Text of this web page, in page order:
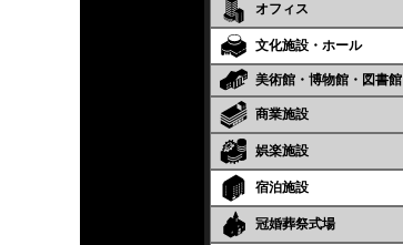
オフィス
文化施設・ホール
美術館・博物館・図書館
商業施設
娯楽施設
宿泊施設
冠婚葬祭式場